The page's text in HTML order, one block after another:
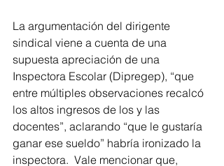
La argumentación del dirigente
sindical viene a cuenta de una
supuesta apreciación de una
Inspectora Escolar (Dipregep), “que
entre múltiples observaciones recalcó
los altos ingresos de los y las
docentes”, aclarando “que le gustaría
ganar ese sueldo” habría ironizado la
inspectora.  Vale mencionar que,